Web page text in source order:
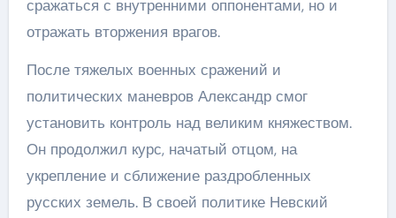
сражаться с внутренними оппонентами, но и
отражать вторжения врагов.
После тяжелых военных сражений и
политических маневров Александр смог
установить контроль над великим княжеством.
Он продолжил курс, начатый отцом, на
укрепление и сближение раздробленных
русских земель. В своей политике Невский